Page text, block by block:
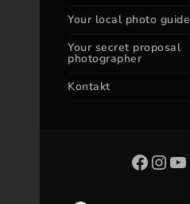
Your local photo guide
Your secret proposal
photographer
Kontakt